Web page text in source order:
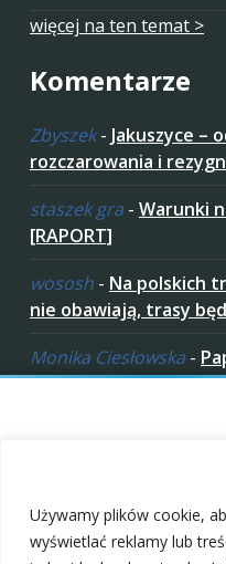
Używamy plików cookie,
wyświetlać reklamy lub
więcej na ten temat >
Komentarze
Zbyszek- Jakuszyce –
rozczarowania i
staszek gra - Warunki
[RAPORT]
wososh - Na polskich
nie obawiają, trasy
Monika Ciesłowska -
w „czeskich